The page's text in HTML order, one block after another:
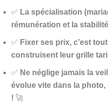
✅ La spécialisation
rémunération et la
✅ Fixer ses prix, c’est
construisent leur grille
✅ Ne néglige jamais la
évolue vite dans la
! 🚀